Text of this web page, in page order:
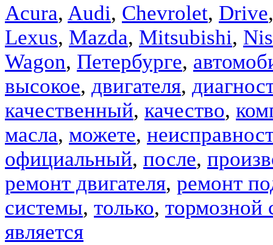
Acura, Audi, Chevrolet, Drive
Lexus, Mazda, Mitsubishi,
Wagon, Петербурге,
высокое, двигателя,
качественный, качество,
масла, можете,
официальный, после,
ремонт двигателя, ремонт
системы, только, тормозной
является